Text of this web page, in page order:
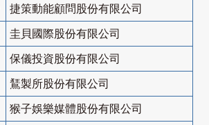
捷策動能顧問股份有限公司
圭貝國際股份有限公司
保儀投資股份有限公司
鵟製所股份有限公司
猴子娛樂媒體股份有限公司